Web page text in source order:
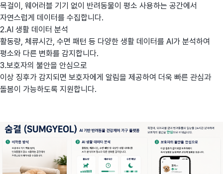
목걸이, 웨어러블 기기 없이 반려동물이 평소 사용하는 공간에서
자연스럽게 데이터를 수집합니다.
2.AI 생활 데이터 분석
활동량, 체류시간, 수면 패턴 등 다양한 생활 데이터를 AI가 분석하여
평소와 다른 변화를 감지합니다.
3.보호자의 불안을 안심으로
이상 징후가 감지되면 보호자에게 알림을 제공하여 더욱 빠른 관심과
돌봄이 가능하도록 지원합니다.